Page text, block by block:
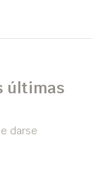
últimas
darse